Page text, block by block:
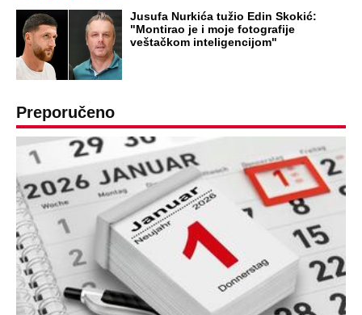
DRAMA ZBOG LJUBAVNE PRIČE
Zbog svadbe trudne Srpkinje i Albanca
proradio nacionalizam! Popljuvali ih samo
tako: "Ti si svoje srpsko izdala"